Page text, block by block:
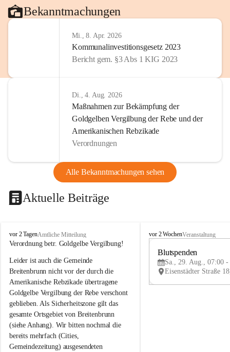
Bekanntmachungen
Mi., 8. Apr. 2026
Kommunalinvestitionsgesetz 2023
Bericht gem. §3 Abs 1 KIG 2023
Di., 4. Aug. 2026
Maßnahmen zur Bekämpfung der
Goldgelben Vergilbung der Rebe und der
Amerikanischen Rebzikade
Verordnungen
Alle Bekanntmachungen sehen
Aktuelle Beiträge
B
r
i
t
e
n
b
r
u
n
n
a
vor 2 TagenAmtliche Mitteilung
Verordnung betr. Goldgelbe Vergilbung!
Leider ist auch die Gemeinde
Breitenbrunn nicht vor der durch die
Amerikanische Rebzikade übertragene
Goldgelbe Vergilbung der Rebe verschont
geblieben. Als Sicherheitszone gilt das
gesamte Ortsgebiet von Breitenbrunn
(siehe Anhang). Wir bitten nochmal die
bereits mehrfach (Cities,
Gemeindezeitung) ausgesendeten
B
e
vor 2 WochenVeranstaltung
Blutspenden
Sa., 29. Aug., 07:00 -